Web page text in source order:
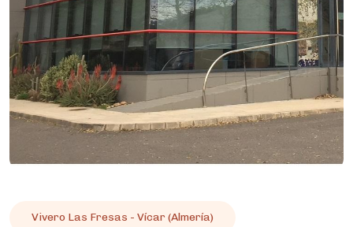
Vivero Las Fresas - Vícar (Almería)